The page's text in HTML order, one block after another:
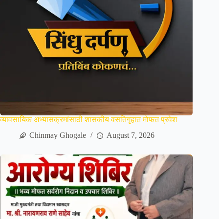
व्यावसायिक अभ्यासक्रमांसाठी शासकीय वसतिगृहात मोफत प्रवेश
Chinmay Ghogale
August 7, 2026